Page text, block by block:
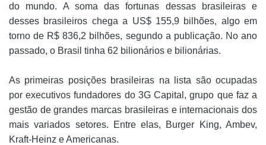
do mundo. A soma das fortunas dessas brasileiras e
desses brasileiros chega a US$ 155,9 bilhões, algo em
torno de R$ 836,2 bilhões, segundo a publicação. No ano
passado, o Brasil tinha 62 bilionários e bilionárias.
As primeiras posições brasileiras na lista são ocupadas
por executivos fundadores do 3G Capital, grupo que faz a
gestão de grandes marcas brasileiras e internacionais dos
mais variados setores. Entre elas, Burger King, Ambev,
Kraft-Heinz e Americanas.